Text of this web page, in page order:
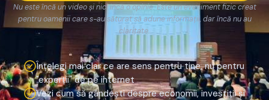
Nu este încă un video și nici încă o opinie. Este un eveniment fizic creat
pentru oamenii care s-au săturat să adune informații, dar încă nu au
claritate.
Înțelegi mai clar ce are sens pentru tine, nu pentru
"experții" de pe internet
Vezi cum să gândești despre economii, investiții și